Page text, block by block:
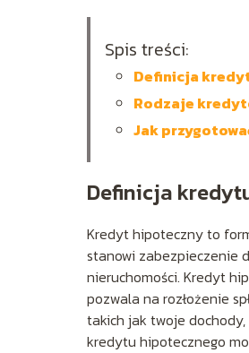
Spis treści:
Definicja
Rodzaje
Jak
Definicja
Kredyt hipoteczny to
stanowi zabezpieczenie
nieruchomości. Kredyt
pozwala na rozłożenie
takich jak twoje
kredytu hipotecznego